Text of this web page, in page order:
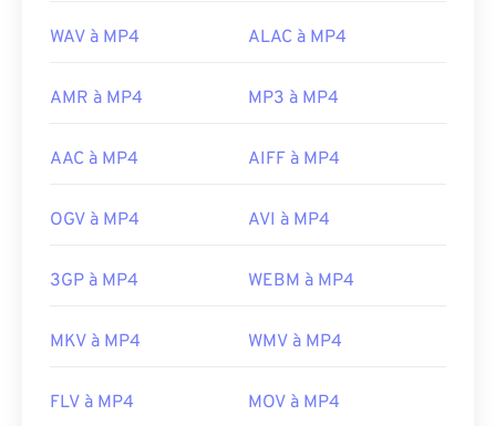
Liens utiles:
https://mpeg.chiariglione.org/standards/mpeg-
WAV à MP4 ALAC à MP4
AMR à MP4 MP3 à MP4
AAC à MP4 AIFF à MP4
OGV à MP4 AVI à MP4
3GP à MP4 WEBM à MP4
MKV à MP4 WMV à MP4
FLV à MP4 MOV à MP4